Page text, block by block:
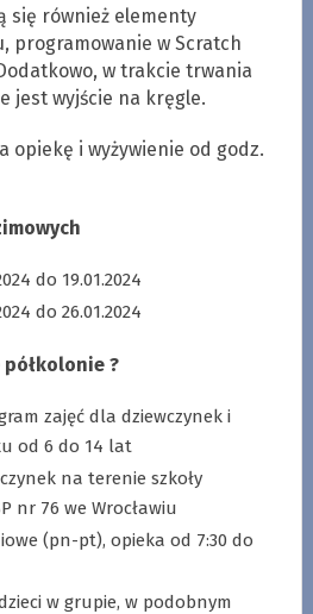
się również elementy
programowanie w Scratch
w trakcie trwania
jest wyjście na kręgle.
opiekę i wyżywienie od godz.
do 19.01.2024
do 26.01.2024
?
zajęć dla dziewczynek i
od 6 do 14 lat
na terenie szkoły
nr 76 we Wrocławiu
(pn-pt), opieka od 7:30 do
w grupie, w podobnym